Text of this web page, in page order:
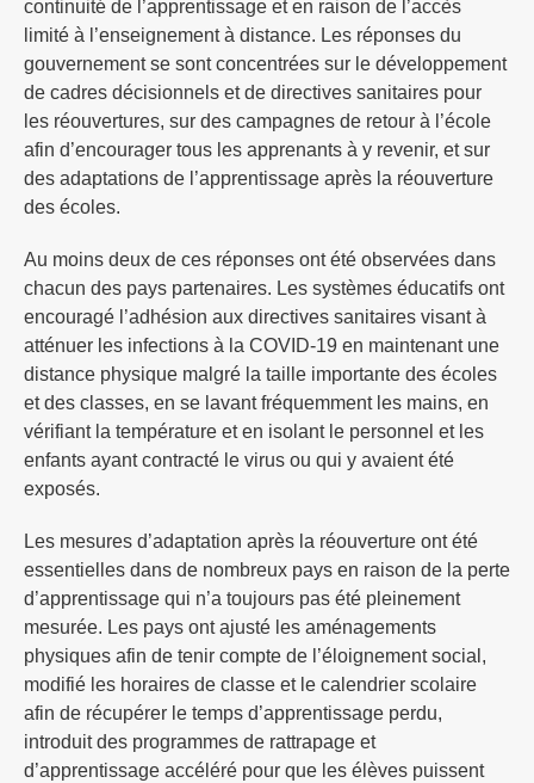
continuité de l’apprentissage et en raison de l’accès
limité à l’enseignement à distance. Les réponses du
gouvernement se sont concentrées sur le développement
de cadres décisionnels et de directives sanitaires pour
les réouvertures, sur des campagnes de retour à l’école
afin d’encourager tous les apprenants à y revenir, et sur
des adaptations de l’apprentissage après la réouverture
des écoles.
Au moins deux de ces réponses ont été observées dans
chacun des pays partenaires. Les systèmes éducatifs ont
encouragé l’adhésion aux directives sanitaires visant à
atténuer les infections à la COVID-19 en maintenant une
distance physique malgré la taille importante des écoles
et des classes, en se lavant fréquemment les mains, en
vérifiant la température et en isolant le personnel et les
enfants ayant contracté le virus ou qui y avaient été
exposés.
Les mesures d’adaptation après la réouverture ont été
essentielles dans de nombreux pays en raison de la perte
d’apprentissage qui n’a toujours pas été pleinement
mesurée. Les pays ont ajusté les aménagements
physiques afin de tenir compte de l’éloignement social,
modifié les horaires de classe et le calendrier scolaire
afin de récupérer le temps d’apprentissage perdu,
introduit des programmes de rattrapage et
d’apprentissage accéléré pour que les élèves puissent